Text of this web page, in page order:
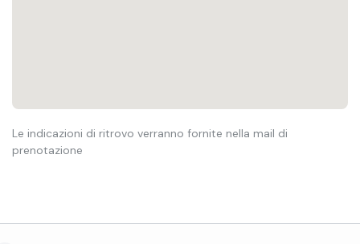
Le indicazioni di ritrovo verranno fornite nella mail di
prenotazione